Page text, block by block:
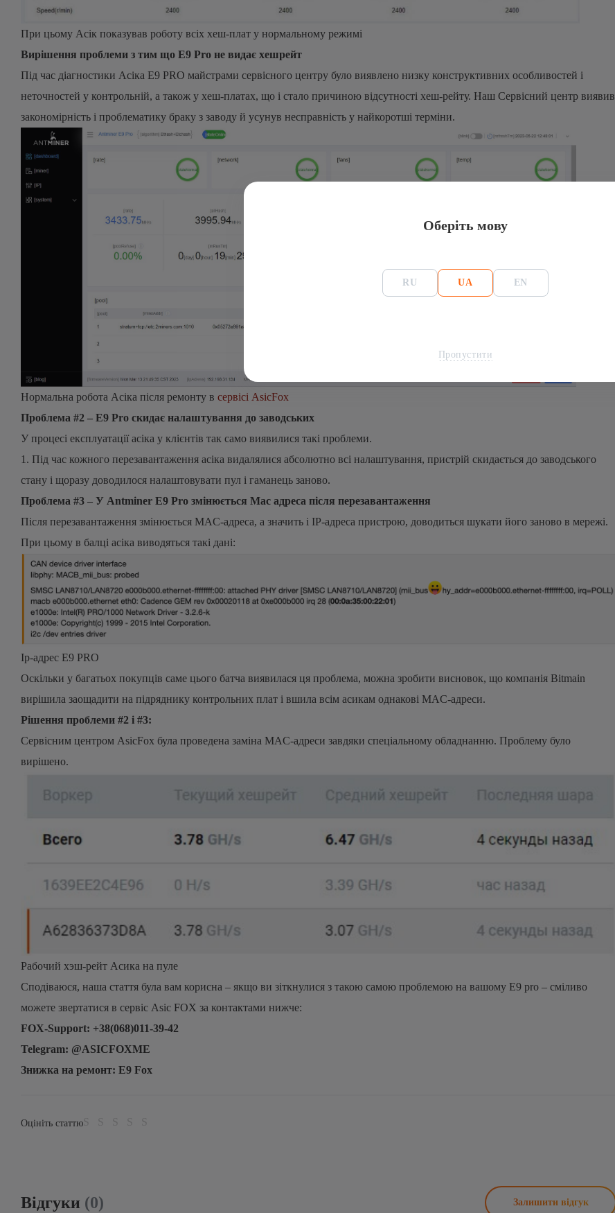
При цьому Асік показував роботу всіх хеш-плат у нормальному режимі
Вирішення проблеми з тим що E9 Pro не видає хешрейт
Під час діагностики Асіка E9 PRO майстрами сервісного центру було виявлено низку конструктивних особливостей і
неточностей у контрольній, а також у хеш-платах, що і стало причиною відсутності хеш-рейту. Наш Сервісний центр виявив
закономірність і проблематику браку з заводу й усунув несправність у найкоротші терміни.
Нормальна робота Асіка після ремонту в сервісі AsicFox
Проблема #2 – E9 Pro скидає налаштування до заводських
У процесі експлуатації асіка у клієнтів так само виявилися такі проблеми.
1. Під час кожного перезавантаження асіка видалялися абсолютно всі налаштування, пристрій скидається до заводського
стану і щоразу доводилося налаштовувати пул і гаманець заново.
Проблема #3 – У Antminer E9 Pro змінюється Mac адреса після перезавантаження
Після перезавантаження змінюється MAC-адреса, а значить і IP-адреса пристрою, доводиться шукати його заново в мережі.
При цьому в балці асіка виводяться такі дані:
Ip-адрес E9 PRO
Оскільки у багатьох покупців саме цього батча виявилася ця проблема, можна зробити висновок, що компанія Bitmain
вирішила заощадити на підряднику контрольних плат і вшила всім асикам однакові MAC-адреси.
Рішення проблеми #2 і #3:
Сервісним центром AsicFox була проведена заміна MAC-адреси завдяки спеціальному обладнанню. Проблему було
вирішено.
Рабочий хэш-рейт Асика на пуле
Сподіваюся, наша стаття була вам корисна – якщо ви зіткнулися з такою самою проблемою на вашому E9 pro – сміливо
можете звертатися в сервіс Asic FOX за контактами нижче:
FOX-Support: +38(068)011-39-42
Telegram: @ASICFOXME
Знижка на ремонт: E9 Fox
Оцініть статтю
Відгуки (0) Залишити відгук
Оберіть мову
RU UA EN
Пропустити